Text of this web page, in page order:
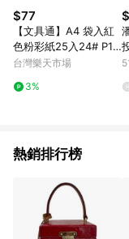
8. LINE購物為購物資訊
如顯示之商品規格、顏
頁不符，以銷售網頁標
日期+180天以內至
行申訴，恕無法贈點回
用，或不適用於無回饋
$77
【文具通】A4 袋入紅
色粉彩紙25入24# P13
30206【APP滿額下單
000點)】7/31止
台灣樂天市場
3%
熱銷排行榜